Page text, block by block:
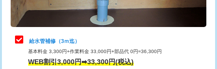
排水管工事（追加 排水管工事/3ｍ超
マス交換（土の掘削・埋め戻し作業）
マス交換（深さ50㎝未満）
理・調整・分解・加工など（軽作業）
止水・漏水調査・防水処理・清掃・修
理・調整・分解・加工など（中作業）
止水・漏水調査・防水処理・清掃・修
理・調整・分解・加工など（重作業）
33,000円
給水管補修（3ｍ迄）
基本料金 3,300円+作業料金 33,000円+部品代 0円=36,300円
WEB割引3,000円➡33,300円(税込)